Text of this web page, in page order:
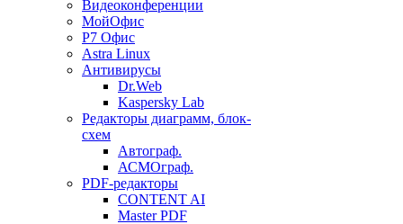
Видеоконференции
МойОфис
P7 Офис
Astra Linux
Антивирусы
Dr.Web
Kaspersky Lab
Редакторы диаграмм, блок-
схем
Автограф.
АСМОграф.
PDF-редакторы
CONTENT AI
Master PDF